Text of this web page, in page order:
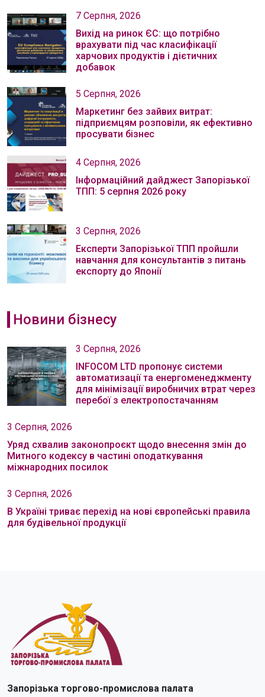
7 Серпня, 2026
Вихід на ринок ЄС: що потрібно
врахувати під час класифікації
харчових продуктів і дієтичних
добавок
5 Серпня, 2026
Маркетинг без зайвих витрат:
підприємцям розповіли, як ефективно
просувати бізнес
4 Серпня, 2026
Інформаційний дайджест Запорізької
ТПП: 5 серпня 2026 року
3 Серпня, 2026
Експерти Запорізької ТПП пройшли
навчання для консультантів з питань
експорту до Японії
Новини бізнесу
3 Серпня, 2026
INFOCOM LTD пропонує системи
автоматизації та енергоменеджменту
для мінімізації виробничих втрат через
перебої з електропостачанням
3 Серпня, 2026
Уряд схвалив законопроєкт щодо внесення змін до
Митного кодексу в частині оподаткування
міжнародних посилок
3 Серпня, 2026
В Україні триває перехід на нові європейські правила
для будівельної продукції
Запорізька торгово-промислова палата